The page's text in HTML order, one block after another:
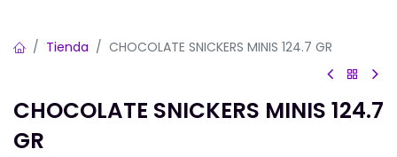
Tienda CHOCOLATE SNICKERS MINIS 124.7 GR
CHOCOLATE SNICKERS MINIS 124.7
GR